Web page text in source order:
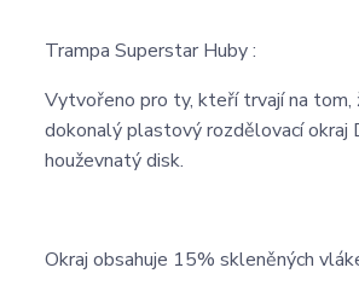
Trampa Superstar Huby :
Vytvořeno pro ty, kteří trvají na tom,
dokonalý plastový rozdělovací okraj
houževnatý disk.
Okraj obsahuje 15% skleněných